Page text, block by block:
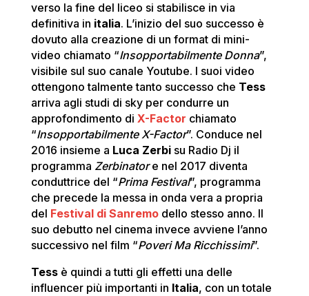
verso la fine del liceo si stabilisce in via
definitiva in italia. L’inizio del suo successo è
dovuto alla creazione di un format di mini-
video chiamato “Insopportabilmente Donna”,
visibile sul suo canale Youtube. I suoi video
ottengono talmente tanto successo che Tess
arriva agli studi di sky per condurre un
approfondimento di X-Factor chiamato
“Insopportabilmente X-Factor”. Conduce nel
2016 insieme a Luca Zerbisu Radio Dj il
programma Zerbinatore nel 2017 diventa
conduttrice del “Prima Festival”, programma
che precede la messa in onda vera a propria
del Festival di Sanremodello stesso anno. Il
suo debutto nel cinema invece avviene l’anno
successivo nel film “Poveri Ma Ricchissimi”.
Tessè quindi a tutti gli effetti una delle
influencer più importanti in Italia, con un totale